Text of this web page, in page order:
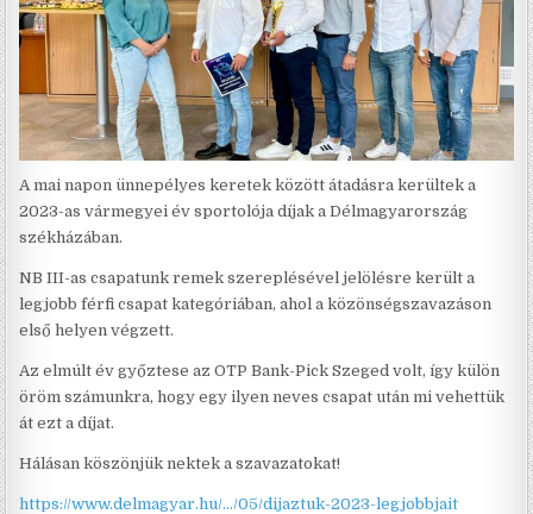
A mai napon ünnepélyes keretek között átadásra kerültek a
2023-as vármegyei év sportolója díjak a Délmagyarország
székházában.
NB III-as csapatunk remek szereplésével jelölésre került a
legjobb férfi csapat kategóriában, ahol a közönségszavazáson
első helyen végzett.
Az elmúlt év győztese az OTP Bank-Pick Szeged volt, így külön
öröm számunkra, hogy egy ilyen neves csapat után mi vehettük
át ezt a díjat.
Hálásan köszönjük nektek a szavazatokat!
https://www.delmagyar.hu/…/05/dijaztuk-2023-legjobbjait